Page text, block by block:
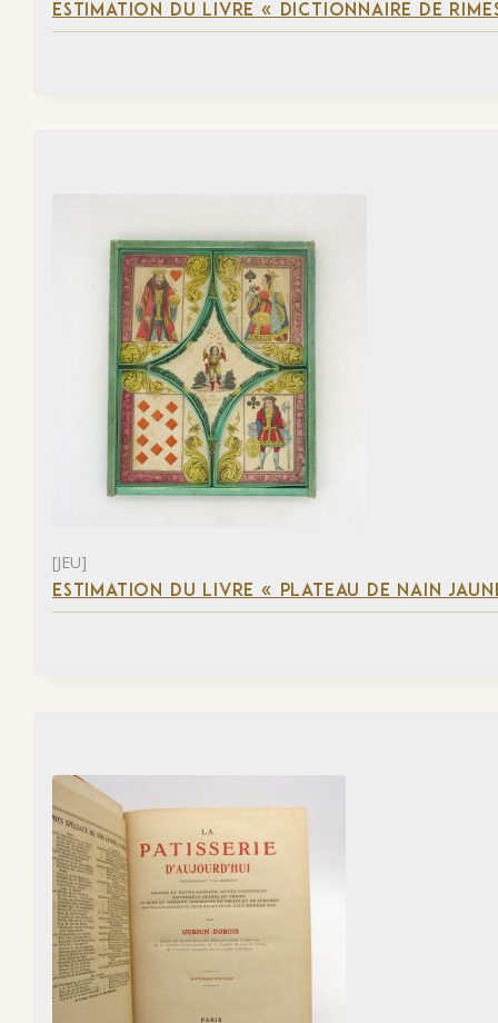
ESTIMATION DU LIVRE « DICTIONNAIRE DE
[JEU]
ESTIMATION DU LIVRE « PLATEAU DE NAIN